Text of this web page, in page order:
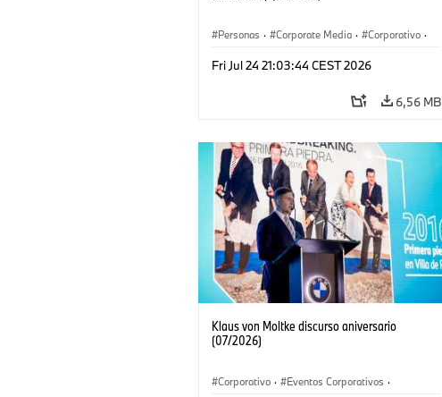
Personas · Corporate Media · Corporativo ·
Fri Jul 24 21:03:44 CEST 2026
6,56 MB
Klaus von Moltke discurso aniversario
(07/2026)
Corporativo · Eventos Corporativos ·